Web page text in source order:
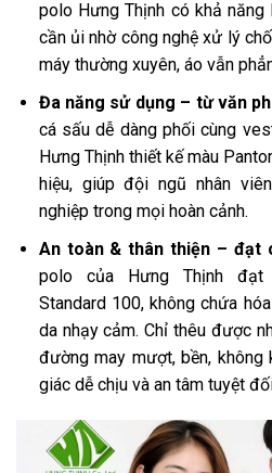
polo Hưng Thịnh có khả
cần ủi nhờ công nghệ xử lý
máy thường xuyên, áo vẫn
Đa năng sử dụng – từ văn
cá sấu dễ dàng phối cùng
Hưng Thịnh thiết kế màu
hiệu, giúp đội ngũ nhân
nghiệp trong mọi hoàn cảnh.
An toàn & thân thiện – đạt
polo của Hưng Thịnh đạt
Standard 100, không chứa
da nhạy cảm. Chỉ thêu được
đường may mượt, bền,
giác dễ chịu và an tâm tuyệt